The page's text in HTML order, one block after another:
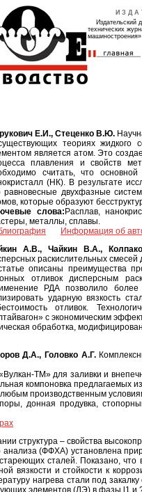
Издательский
технических
Е.И., Стеценко В.Ю.
теориях жидкого
является атом. Это
плавления и свойств
считать, что
(НК). В результате
равновесные двухфазные
которые образуют
слова: Расплав,
металлы, сплавы.
Информация об
А.В., Чайкин В.А.,
раскислительных
описаны преимущества
отливок дисперсным
РДА позволило
ударную вязкость
отливок.
с экономическим
обработка,
Д.А., Головко А.Г.
ТМ» для заливки и
компоновка предлагаемых
производственным
донная продувка,
структура – свойства
анализа (ФФХА) установлена
сталей. Показано,
вязкости и стойкости к
нагрева стали под
элементов (ЛЭ) в фазы l1 и